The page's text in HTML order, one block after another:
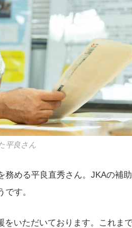
平良さん
める平良直秀さん。JKAの補
す。
いただいております。これま